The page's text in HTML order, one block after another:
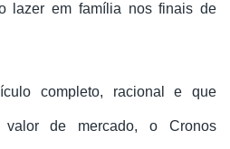
lazer em família nos finais de
completo, racional e que
valor de mercado, o Cronos